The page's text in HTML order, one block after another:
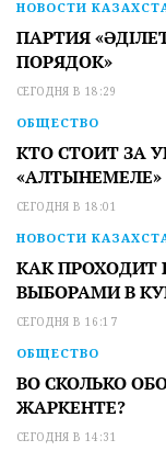
НОВОСТИ
ПАРТИЯ
ПОРЯДОК»
СЕГОДНЯ В 18:29
ОБЩЕСТВО
КТО СТОИТ ЗА
«АЛТЫНЕМЕЛЕ»
СЕГОДНЯ В 18:01
НОВОСТИ
КАК ПРОХОДИТ
ВЫБОРАМИ В
СЕГОДНЯ В 16:17
ОБЩЕСТВО
ВО СКОЛЬКО
ЖАРКЕНТЕ?
СЕГОДНЯ В 14:31